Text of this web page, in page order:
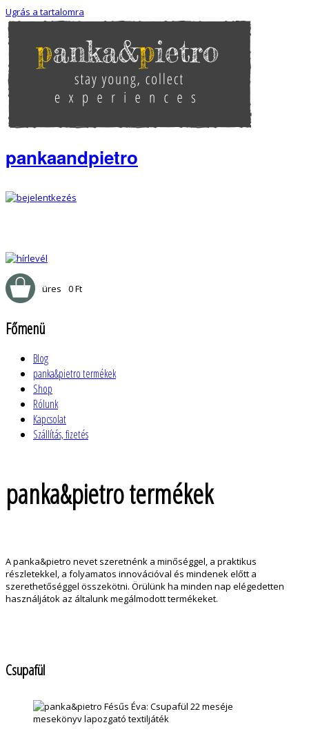
Ugrás a tartalomra
pankaandpietro
üres 0 Ft
Főmenü
Blog
panka&pietro termékek
Shop
Rólunk
Kapcsolat
Szállítás, fizetés
panka&pietro termékek
A panka&pietro nevet szeretnénk a minőséggel, a praktikus
részletekkel, a folyamatos innovációval és mindenek előtt a
szerethetőséggel összekötni. Örülünk ha minden nap elégedetten
használjátok az általunk megálmodott termékeket.
Csupafül